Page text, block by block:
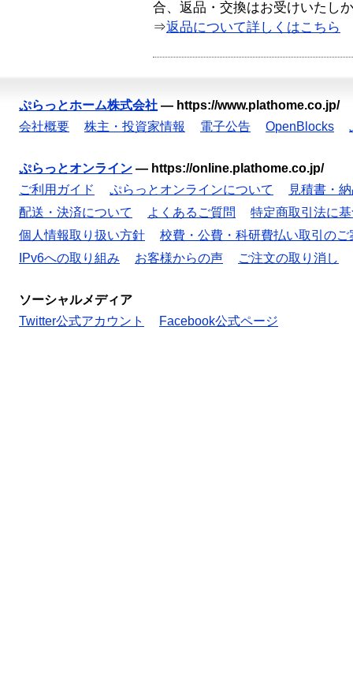
合、返品・交換はお受けいたし
⇒返品について詳しくはこちら
ぷらっとホーム株式会社 — https://www.plathome.co.jp/
会社概要
株主・投資家情報 電子公告 OpenBlocks
ぷらっとオンライン — https://online.plathome.co.jp/
ご利用ガイド
ぷらっとオンラインについて
見積書・
配送・決済について
よくあるご質問
特定商取引法に
個人情報取り扱い方針
校費・公費・科研費払い取引のご
IPv6への取り組み
お客様からの声 ご注文の取り消し
ソーシャルメディア
Twitter公式アカウント
Facebook公式ページ